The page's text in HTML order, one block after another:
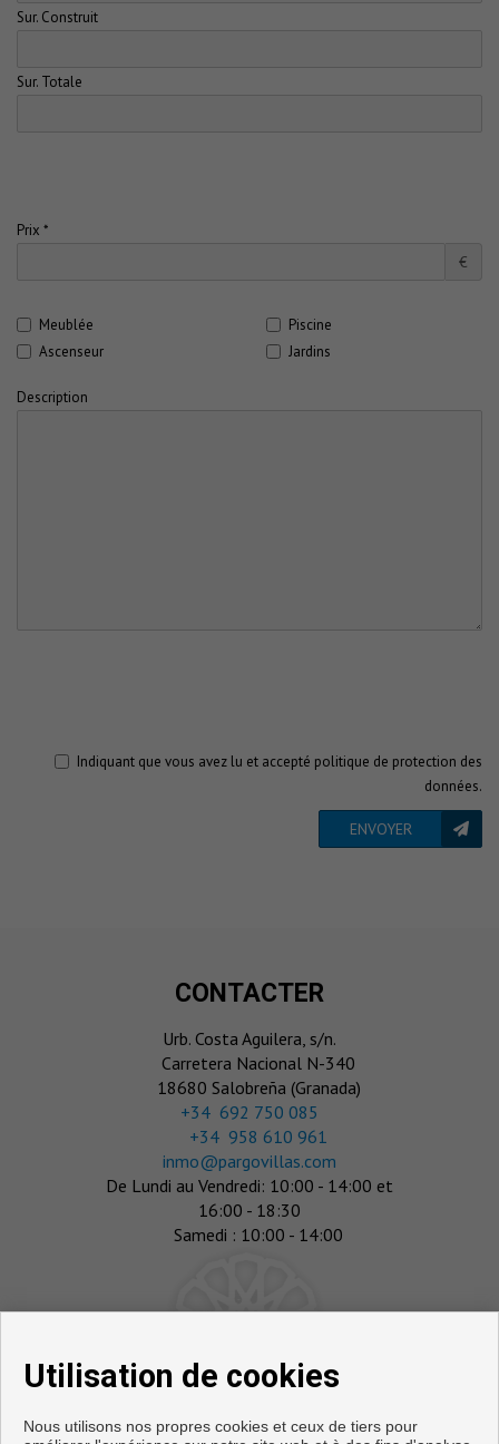
Sur. Construit
Sur. Totale
Prix *
€
Meublée
Piscine
Ascenseur
Jardins
Description
Indiquant que vous avez lu et accepté politique de protection des
données.
ENVOYER
CONTACTER
Urb. Costa Aguilera, s/n.
Carretera Nacional N-340
18680 Salobreña (Granada)
‎+34 692 750 085
+34 958 610 961
inmo@pargovillas.com
De Lundi au Vendredi: 10:00 - 14:00 et
16:00 - 18:30
Samedi : 10:00 - 14:00
Utilisation de cookies
Nous utilisons nos propres cookies et ceux de tiers pour